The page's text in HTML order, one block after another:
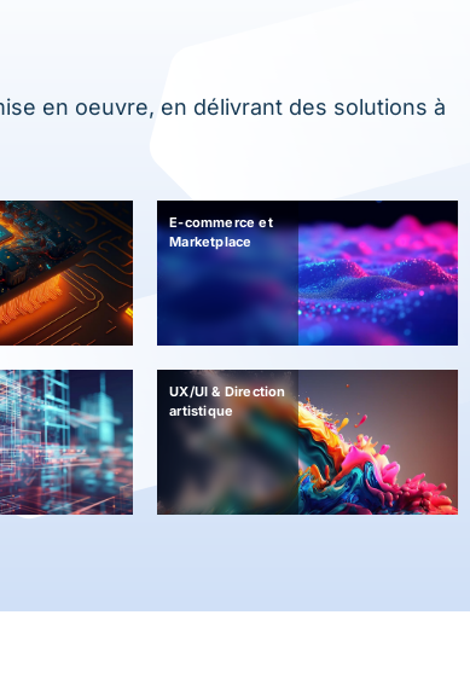
en oeuvre, en délivrant des solutions à
E-commerce et
Marketplace
UX/UI & Direction
artistique